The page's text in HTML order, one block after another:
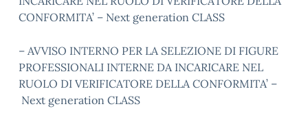
CONFORMITA’ – Next generation CLASS
– AVVISO INTERNO PER LA SELEZIONE DI FIGURE
PROFESSIONALI INTERNE DA INCARICARE NEL
RUOLO DI VERIFICATORE DELLA CONFORMITA’ –
Next generation CLASS